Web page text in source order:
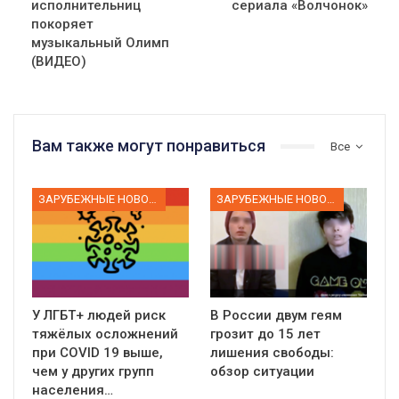
исполнительниц
покоряет
музыкальный Олимп
(ВИДЕО)
сериала «Волчонок»
Все
Вам также могут понравиться
У ЛГБТ+ людей риск
тяжёлых осложнений
при COVID 19 выше,
чем у других групп
населения…
В России двум геям
грозит до 15 лет
лишения свободы:
обзор ситуации
5/17/2020